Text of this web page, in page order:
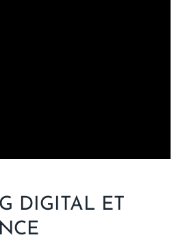
DIGITAL ET